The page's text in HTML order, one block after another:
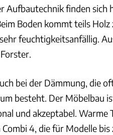
Aufbautechnik finden sich
Boden kommt teils
feuchtigkeitsanfällig.
bei der Dämmung, die
besteht. Der Möbelbau
und akzeptabel.
4, die für Modelle